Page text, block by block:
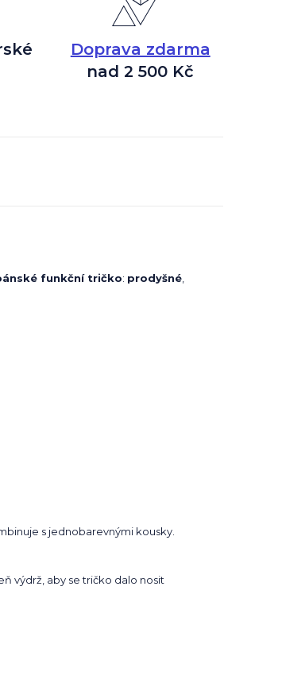
Doprava zdarma
nad 2 500 Kč
funkční tričko: prodyšné
s jednobarevnými kousky.
výdrž, aby se tričko dalo nosit